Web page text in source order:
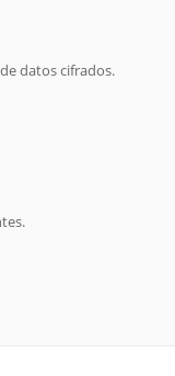
datos cifrados.